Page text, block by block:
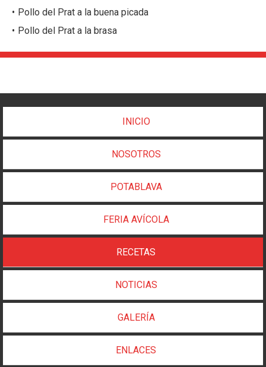
Pollo del Prat a la buena picada
Pollo del Prat a la brasa
INICIO
NOSOTROS
POTABLAVA
FERIA AVÍCOLA
RECETAS
NOTICIAS
GALERÍA
ENLACES